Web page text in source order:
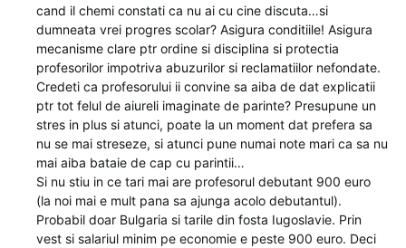
cand il chemi constati ca nu ai cu cine discuta…si
dumneata vrei progres scolar? Asigura conditiile! Asigura
mecanisme clare ptr ordine si disciplina si protectia
profesorilor impotriva abuzurilor si reclamatiilor nefondate.
Credeti ca profesorului ii convine sa aiba de dat explicatii
ptr tot felul de aiureli imaginate de parinte? Presupune un
stres in plus si atunci, poate la un moment dat prefera sa
nu se mai streseze, si atunci pune numai note mari ca sa nu
mai aiba bataie de cap cu parintii…
Si nu stiu in ce tari mai are profesorul debutant 900 euro
(la noi mai e mult pana sa ajunga acolo debutantul).
Probabil doar Bulgaria si tarile din fosta Iugoslavie. Prin
vest si salariul minim pe economie e peste 900 euro. Deci